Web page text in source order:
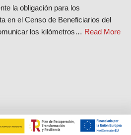
la obligación para los
en el Censo de Beneficiarios del
los kilómetros… Read More